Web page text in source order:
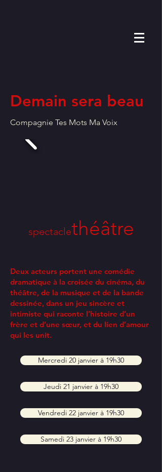
Demain sera beau
Compagnie Tes Mots Ma Voix
spectaclethéâtre
Deux acteurs portent une comédie
dramatique à la croisée du cinéma, du
théâtre, de la musique et de la bande
dessinée, dans un jeu sincère et
intimiste qui raconte l’histoire d’un
frère et d’une sœur, et du lien d’amour
qui les unit.
Mercredi 20 janvier à 19h30
Jeudi 21 janvier à 19h30
Vendredi 22 janvier à 19h30
Samedi 23 janvier à 19h30